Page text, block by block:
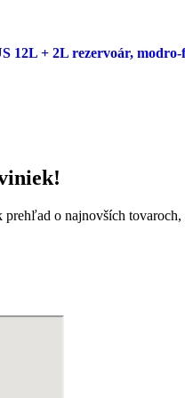
12L + 2L rezervoár, modro-
prehľad o najnovších